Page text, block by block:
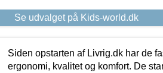
Se udvalget på Kids-world.dk
Siden opstarten af Livrig.dk har de
ergonomi, kvalitet og komfort. De